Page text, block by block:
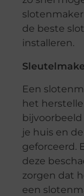
de beste
installeren.
Een
het
je huis en
geforceerd.
deze
zorgen dat
een